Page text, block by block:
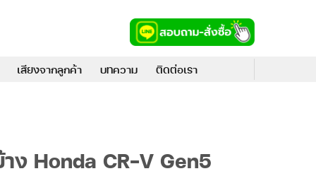
เสียงจากลูกค้า บทความ ติดต่อเรา
ง Honda CR-V Gen5